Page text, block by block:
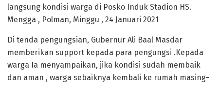
langsung kondisi warga di Posko Induk Stadion HS.
Mengga , Polman, Minggu , 24 Januari 2021
Di tenda pengungsian, Gubernur Ali Baal Masdar
memberikan support kepada para pengungsi .Kepada
warga Ia menyampaikan, jika kondisi sudah membaik
dan aman , warga sebaiknya kembali ke rumah masing-